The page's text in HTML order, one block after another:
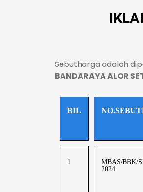
Sebutharga adalah
BANDARAYA ALOR
BIL
1
MBAS/BBK/
2024